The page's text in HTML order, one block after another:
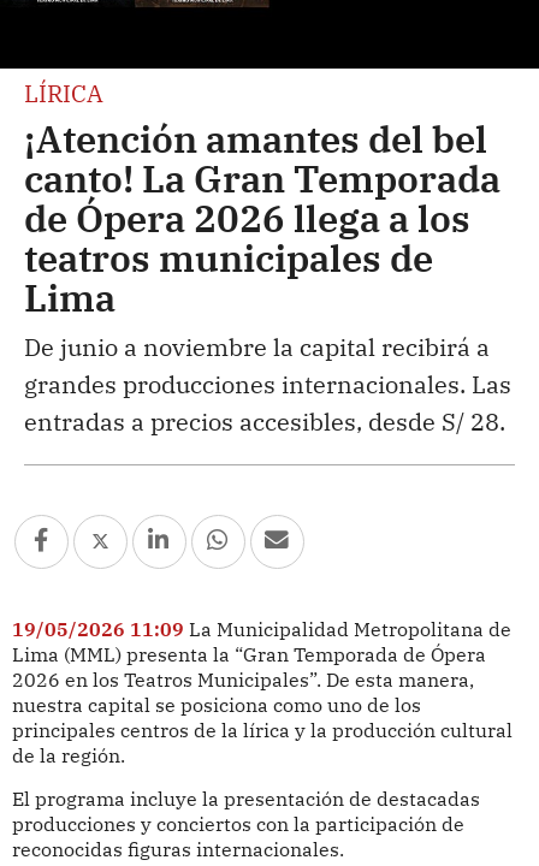
LÍRICA
¡Atención amantes del bel
canto! La Gran Temporada
de Ópera 2026 llega a los
teatros municipales de
Lima
De junio a noviembre la capital recibirá a
grandes producciones internacionales. Las
entradas a precios accesibles, desde S/ 28.
19/05/2026 11:09 La Municipalidad Metropolitana de
Lima (MML) presenta la “Gran Temporada de Ópera
2026 en los Teatros Municipales”. De esta manera,
nuestra capital se posiciona como uno de los
principales centros de la lírica y la producción cultural
de la región.
El programa incluye la presentación de destacadas
producciones y conciertos con la participación de
reconocidas figuras internacionales.